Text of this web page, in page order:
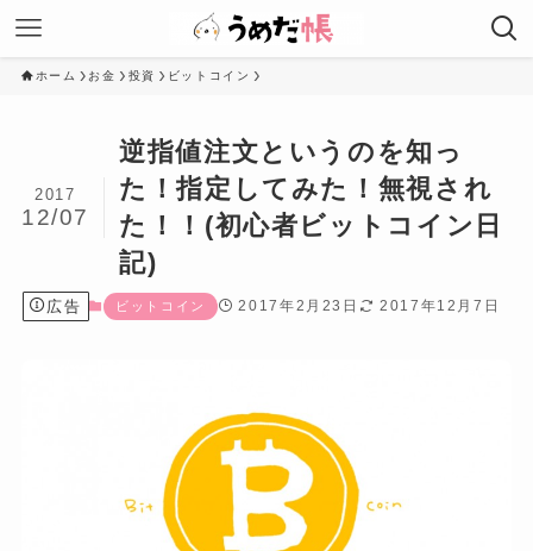
ホーム お金 投資 ビットコイン
逆指値注文というのを知っ
た！指定してみた！無視され
た！！(初心者ビットコイン日
記)
2017
12/07
広告 ビットコイン 2017年2月23日 2017年12月7日